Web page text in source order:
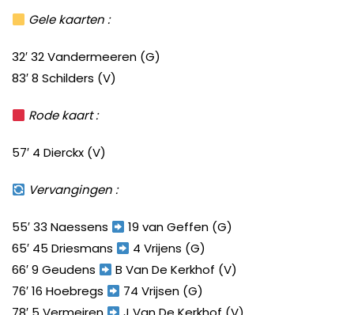
Gele kaarten :
32′ 32 Vandermeeren (G)
83′ 8 Schilders (V)
Rode kaart :
57′ 4 Dierckx (V)
Vervangingen :
55′ 33 Naessens
19 van Geffen (G)
65′ 45 Driesmans
4 Vrijens (G)
66′ 9 Geudens
B Van De Kerkhof (V)
76′ 16 Hoebregs
74 Vrijsen (G)